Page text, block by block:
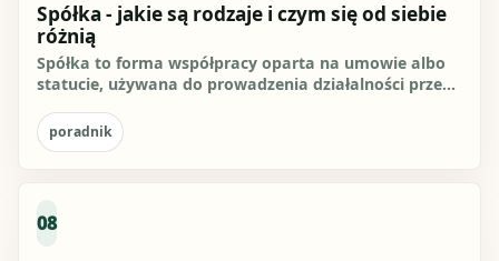
Spółka - jakie są rodzaje i czym się od siebie
różnią
Spółka to forma współpracy oparta na umowie albo
statucie, używana do prowadzenia działalności przez
poradnik
08